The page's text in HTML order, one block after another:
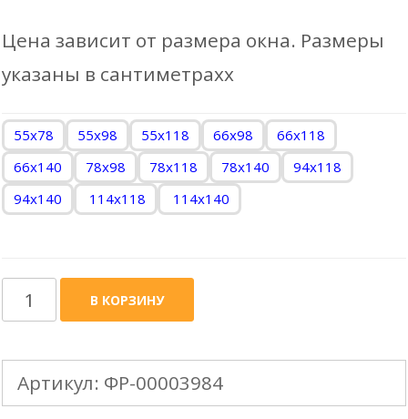
Цена зависит от размера окна. Размеры
указаны в сантиметрахх
55x78 55x98 55х118 66x98
66х118
66х140
78x98 78х118 78х140
94х118
94х140
114х118 114х140
Количество
товара
FAKRO
стандартная
В КОРЗИНУ
Артикул: ФР-00003984